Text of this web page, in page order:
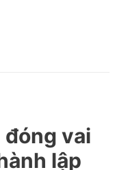
vai
lập